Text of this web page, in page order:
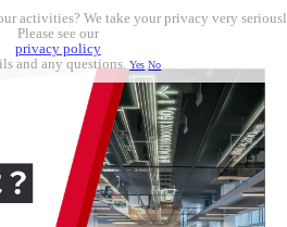
activities? We take your privacy very
Please see our
privacy policy
and any questions.Yes No